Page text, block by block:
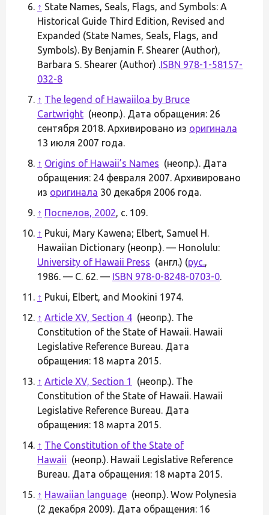
↑ State Names, Seals, Flags, and Symbols: A
Historical Guide Third Edition, Revised and
Expanded (State Names, Seals, Flags, and
Symbols). By Benjamin F. Shearer (Author),
Barbara S. Shearer (Author) .ISBN 978-1-58157-
032-8
↑ The legend of Hawaiiloa by Bruce
Cartwright (неопр.). Дата обращения: 26
сентября 2018. Архивировано из оригинала
13 июля 2007 года.
↑ Origins of Hawaii’s Names (неопр.). Дата
обращения: 24 февраля 2007. Архивировано
из оригинала 30 декабря 2006 года.
↑ Поспелов, 2002, с. 109.
↑ Pukui, Mary Kawena; Elbert, Samuel H.
Hawaiian Dictionary (неопр.). — Honolulu:
University of Hawaii Press (англ.) (рус.,
1986. — С. 62. — ISBN 978-0-8248-0703-0.
↑ Pukui, Elbert, and Mookini 1974.
↑ Article XV, Section 4 (неопр.). The
Constitution of the State of Hawaii. Hawaii
Legislative Reference Bureau. Дата
обращения: 18 марта 2015.
↑ Article XV, Section 1
(неопр.). The
Constitution of the State of Hawaii. Hawaii
Legislative Reference Bureau. Дата
обращения: 18 марта 2015.
↑ The Constitution of the State of
Hawaii (неопр.). Hawaii Legislative Reference
Bureau. Дата обращения: 18 марта 2015.
↑ Hawaiian language (неопр.). Wow Polynesia
(2 декабря 2009). Дата обращения: 16